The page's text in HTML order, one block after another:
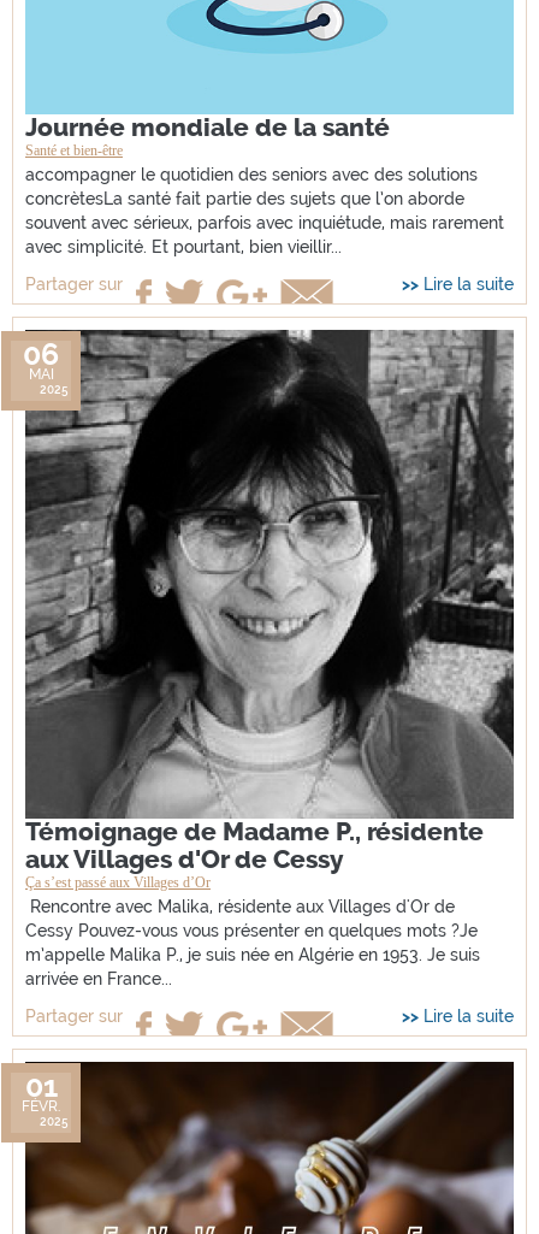
Journée mondiale de la santé
Santé et bien-être
accompagner le quotidien des seniors avec des solutions
concrètesLa santé fait partie des sujets que l’on aborde
souvent avec sérieux, parfois avec inquiétude, mais rarement
avec simplicité. Et pourtant, bien vieillir...
Partager sur
Lire la suite
Témoignage de Madame P., résidente
aux Villages d'Or de Cessy
Ça s’est passé aux Villages d’Or
06
MAI
2025
Rencontre avec Malika, résidente aux Villages d'Or de
Cessy Pouvez-vous vous présenter en quelques mots ?Je
m’appelle Malika P., je suis née en Algérie en 1953. Je suis
arrivée en France...
Partager sur
Lire la suite
01
FÉVR.
2025